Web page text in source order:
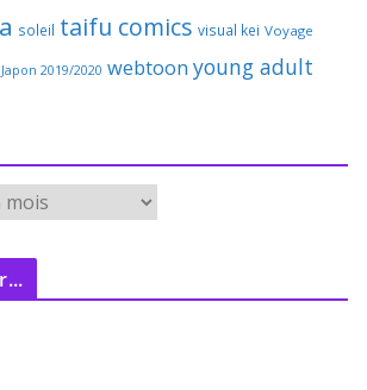
soleil taifu comics visual kei Voyage
2019/2020 webtoon young adult